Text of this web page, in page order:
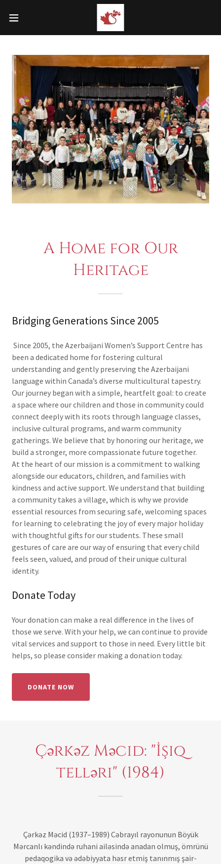
A Home for Our
Heritage
Bridging Generations Since 2005
Since 2005, the Azerbaijani Women’s Support Centre has
been a dedicated home for fostering cultural
understanding and gently preserving the Azerbaijani
language within Canada’s diverse multicultural tapestry.
Our journey began with a simple, heartfelt goal: to create
a space where our children and those in community could
connect deeply with its roots through language classes,
inclusive cultural programs, and warm community
gatherings. We believe that by honoring our heritage, we
build a stronger, more compassionate future together.
At the heart of our mission is a commitment to walking
alongside our educators, children, and families with
kindness and active support. We understand that building
a community takes a village, which is why we provide
essential resources from securing safe, welcoming spaces
for learning to celebrating the joy of every major holiday
with thoughtful gifts for our students. These small
gestures of care are our way of ensuring that every child
feels seen, valued, and proud of their unique cultural
identity.
Donate Today
Your donation can make a real difference in the lives of
those we serve. With your help, we can continue to provide
vital services and support to those in need. Every little bit
helps, so please consider making a donation today.
DONATE NOW
Çərkəz Məcid: "İşıq
telləri" (1984)
Çərkəz Məcid (1937–1989) Cəbrayıl rayonunun Böyük
Mərcanlı kəndində ruhani ailəsində anadan olmuş, ömrünü
pedaqogika və ədəbiyyata həsr etmiş tanınmış şair-